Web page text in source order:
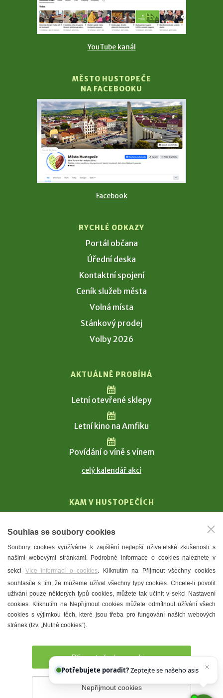
YouTube kanál
MĚSTO HUSTOPEČE
NA FACEBOOKU
Facebook
RYCHLÉ ODKAZY
Portál občana
Úřední deska
Kontaktní spojení
Ceník služeb města
Volná místa
Stánkový prodej
Volby 2026
AKTUÁLNĚ PROBÍHÁ
Letní otevřené sklepy
Letní kino na Amfiku
Povídání o víně s vínem
celý kalendář akcí
KAM V HUSTOPEČÍCH
T. G. Masaryk
Mandloně
Ubytování
Restaurace
Městské muzeum a galerie
Denní meníčka
Prohlášení o přístupnosti Správce webu
Souhlas se soubory cookies
Soubory cookies využíváme k zajištění nejlepší uživatelské zkušenosti s
našimi webovými stránkami. Podrobné informace o cookies naleznete v
sekci Více informací o cookies. Kliknutím na Přijmout všechny cookies
souhlasíte s tím, že můžeme užívat všechny typy cookies. Chcete-li povolit
užívání pouze některých typů cookies, můžete tak učinit v sekci Nastavení
cookies. Kliknutím na Nepřijmout cookies můžete odmítnout užívání všech
cookies s výjimkou těch, které jsou třeba pro fungování našich webových
stránek (tzv. „Nutné cookies“).
Přijmout všechny cookies
Nepřijmout cookies
Potřebujete poradit?
Chettyho.